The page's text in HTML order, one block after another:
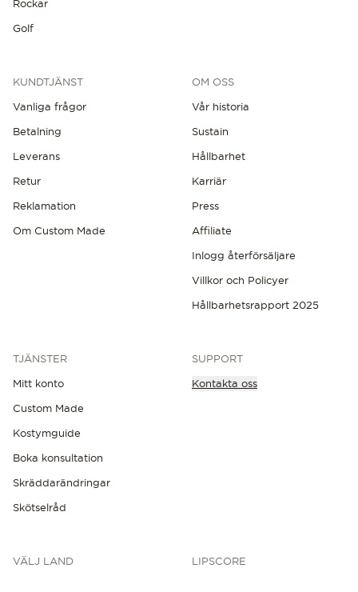
Rockar
Golf
KUNDTJÄNST
Vanliga frågor
Betalning
Leverans
Retur
Reklamation
Om Custom Made
OM OSS
Vår historia
Sustain
Hållbarhet
Karriär
Press
Affiliate
Inlogg återförsäljare
Villkor och Policyer
Hållbarhetsrapport 2025
TJÄNSTER
Mitt konto
Custom Made
Kostymguide
Boka konsultation
Skräddarändringar
Skötselråd
SUPPORT
Kontakta oss
VÄLJ LAND LIPSCORE